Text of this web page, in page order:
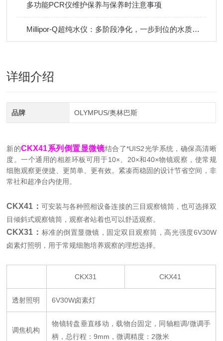
多功能PCR仪维护保养与保养时注意事项
Millipor-Q超纯水仪：多阶段净化，一步到位的水质保障
详细介绍
品牌 OLYMPUS/奥林巴斯
新的CKX41系列倒置显微镜结合了*UIS2光学系统，确保高清晰
度。一个通用的相差环板可用于10×、 20×和40×物镜观察，使常规
细胞观察更便捷、更简单、更有效。紧凑而稳固的设计节省空间，非
常社和超净台内使用。
CKX41 ： 可安装与各种照相设备连接的三目观察镜筒，也可选择双
目倾斜式观察镜筒，观察者站着也可以舒适观察。
CKX31 ： 标准的倒置显微镜，固定双目观察筒，高光强度6V30W
卤素灯照明，用于常规细胞培养观察的理想选择。
CKX31 CKX41
透射照明 6V30W卤素灯
调焦机构
物镜转盘垂直移动，载物台固定，同轴粗调/微调手
柄，总行程：9mm ，微调精度： 2微米